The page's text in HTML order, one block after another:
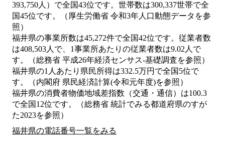
393,750人）で全国43位です。世帯数は300,337世帯で全
国45位です。（厚生労働省 令和3年人口動態データを参
照）
福井県の事業所数は45,272件で全国42位です。従業者数
は408,503人で、1事業所あたりの従業者数は9.02人で
す。（総務省 平成26年経済センサス‐基礎調査を参照）
福井県の1人あたり県民所得は332.5万円で全国5位で
す。（内閣府 県民経済計算(令和元年度)を参照）
福井県の消費者物価地域差指数（交通・通信）は100.3
で全国12位です。（総務省 統計でみる都道府県のすが
た2023を参照）
福井県の電話番号一覧をみる